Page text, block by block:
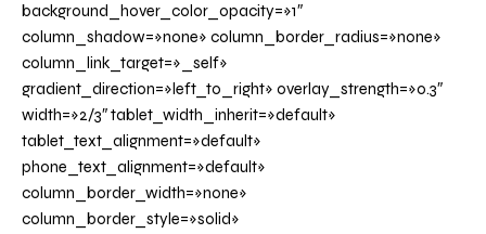
background_hover_color_opacity=»1″
column_shadow=»none» column_border_radius=»none»
column_link_target=»_self»
gradient_direction=»left_to_right» overlay_strength=»0.3″
width=»2/3″ tablet_width_inherit=»default»
tablet_text_alignment=»default»
phone_text_alignment=»default»
column_border_width=»none»
column_border_style=»solid»